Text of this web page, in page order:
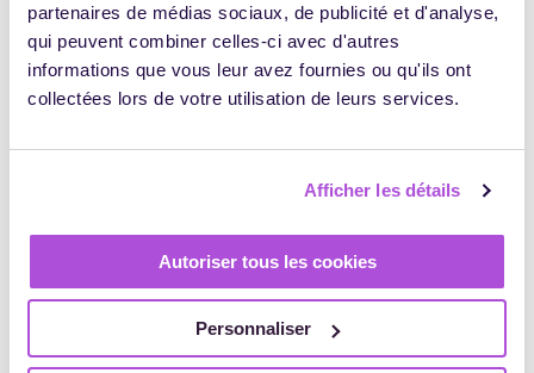
partenaires de médias sociaux, de publicité et d'analyse,
qui peuvent combiner celles-ci avec d'autres
informations que vous leur avez fournies ou qu'ils ont
collectées lors de votre utilisation de leurs services.
Afficher les détails
Autoriser tous les cookies
Personnaliser
TODOS
NOTICIAS
¿Es el aprendizaje adaptativo el futuro de
la formación?
23 NOVIEMBRE 2021